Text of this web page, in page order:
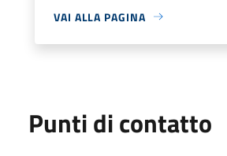
VAI ALLA PAGINA
Punti di contatto